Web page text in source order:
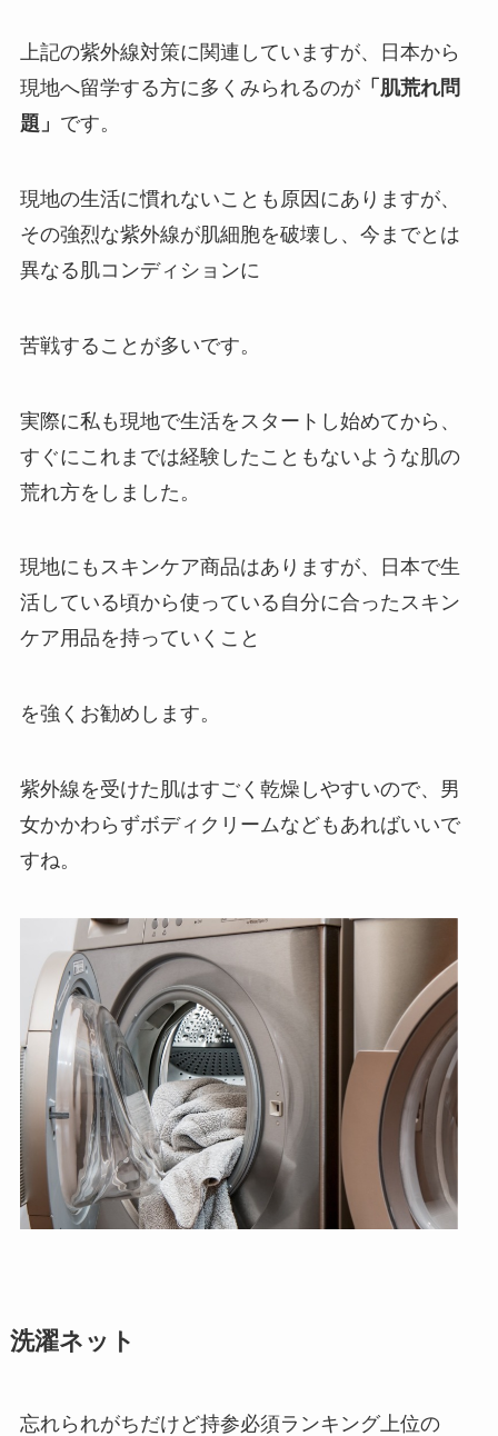
上記の紫外線対策に関連していますが、日本から
現地へ留学する方に多くみられるのが「肌荒れ問
題」 です。
現地の生活に慣れないことも原因にありますが、
その強烈な紫外線が肌細胞を破壊し、今までとは
異なる肌コンディションに
苦戦することが多いです。
実際に私も現地で生活をスタートし始めてから、
すぐにこれまでは経験したこともないような肌の
荒れ方をしました。
現地にもスキンケア商品はありますが、日本で生
活している頃から使っている自分に合ったスキン
ケア用品を持っていくこと
を強くお勧めします。
紫外線を受けた肌はすごく乾燥しやすいので、男
女かかわらずボディクリームなどもあればいいで
すね。
洗濯ネット
忘れられがちだけど持参必須ランキング上位の